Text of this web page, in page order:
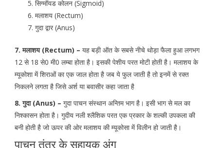
सिग्मॉयड कोलन (Sigmoid)
मलाशय (Rectum)
गुदा द्वार (Anus)
7. मलाशय (Rectum) – यह बड़ी ऑत के सबसे नीचे थोड़ा फैला हुआ लगभग
12 से 18 से0 मी0 लम्बा होता है। इसकी पेशीय परत मोटी होती है। मलाशय के
म्यूकोशा में शिराओं का एक जाल होता है जब ये फुल जाती है तो इनमें से रक्त
निकलने लगता है जिसे अर्श या बवासीर कहा जाता है
8. गुदा (Anus) – गुदा पाचन संस्थान अन्तिम भाग है। इसी भाग से मल का
निश्कासन होता है। गुदीय नली श्लैशिक परत एक प्रकार के शल्की उपकला की
बनी होती है जो ऊपर की ओर मलाशय की म्यूकोसा में विलीन हो जाती है।
पाचन तंत्र के सहायक अंग